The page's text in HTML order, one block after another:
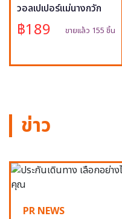
วอลเปเปอร์แม่นางกวัก
฿189 ขายแล้ว 155 ชิ้น
ข่าว
PR NEWS